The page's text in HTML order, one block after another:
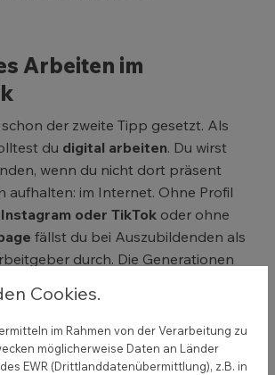
Arbeiten im
der zweite Tipp gesetzt. Als
du digital arbeiten. Du wirst
wenn du nicht dort präsent
aufhalten: im Internet. Ohne Profil
oder TikTok oder ohne
fällst du bei Auszubildenden als
durch. Die Generationen
zu finden, kannst du selbst
profitieren. Die
Cookies.
im Rahmen von der Verarbeitung zu
möglicherweise Daten an Länder
EWR (Drittlanddatenübermittlung), z.B. in